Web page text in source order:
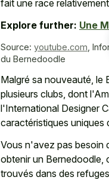
fait une race
Explore further: Une
Source: youtube.com
du Bernedoodle
Malgré sa nouveauté, le
plusieurs clubs, dont
l'International Designer
caractéristiques uniques
Vous n'avez pas besoin
obtenir un Bernedoodle,
trouvés dans des